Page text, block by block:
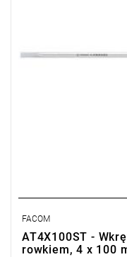
FACOM
AT4X100ST -
rowkiem, 4 x 100